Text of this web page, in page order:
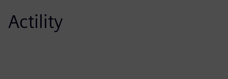
Actility